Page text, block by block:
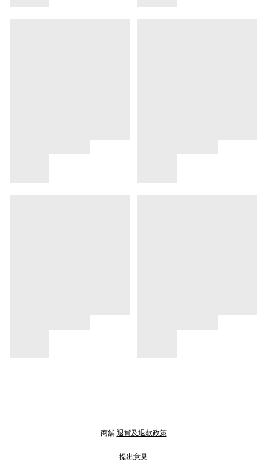
商舖 退貨及退款政策
提出意見